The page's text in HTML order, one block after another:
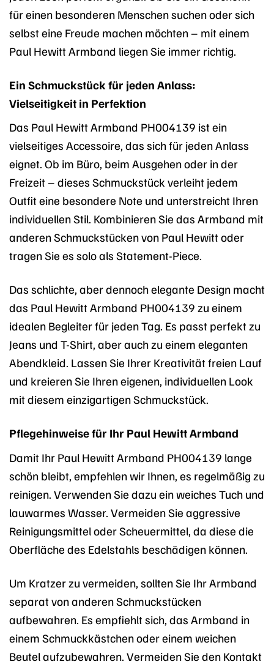
für einen besonderen Menschen suchen oder sich
selbst eine Freude machen möchten – mit einem
Paul Hewitt Armband liegen Sie immer richtig.
Ein Schmuckstück für jeden Anlass:
Vielseitigkeit in Perfektion
Das Paul Hewitt Armband PH004139 ist ein
vielseitiges Accessoire, das sich für jeden Anlass
eignet. Ob im Büro, beim Ausgehen oder in der
Freizeit – dieses Schmuckstück verleiht jedem
Outfit eine besondere Note und unterstreicht Ihren
individuellen Stil. Kombinieren Sie das Armband mit
anderen Schmuckstücken von Paul Hewitt oder
tragen Sie es solo als Statement-Piece.
Das schlichte, aber dennoch elegante Design macht
das Paul Hewitt Armband PH004139 zu einem
idealen Begleiter für jeden Tag. Es passt perfekt zu
Jeans und T-Shirt, aber auch zu einem eleganten
Abendkleid. Lassen Sie Ihrer Kreativität freien Lauf
und kreieren Sie Ihren eigenen, individuellen Look
mit diesem einzigartigen Schmuckstück.
Pflegehinweise für Ihr Paul Hewitt Armband
Damit Ihr Paul Hewitt Armband PH004139 lange
schön bleibt, empfehlen wir Ihnen, es regelmäßig zu
reinigen. Verwenden Sie dazu ein weiches Tuch und
lauwarmes Wasser. Vermeiden Sie aggressive
Reinigungsmittel oder Scheuermittel, da diese die
Oberfläche des Edelstahls beschädigen können.
Um Kratzer zu vermeiden, sollten Sie Ihr Armband
separat von anderen Schmuckstücken
aufbewahren. Es empfiehlt sich, das Armband in
einem Schmuckkästchen oder einem weichen
Beutel aufzubewahren. Vermeiden Sie den Kontakt